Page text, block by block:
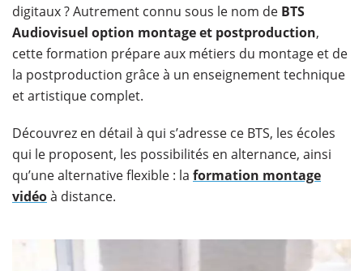
digitaux ? Autrement connu sous le nom de BTS
Audiovisuel option montage et postproduction,
cette formation prépare aux métiers du montage et de
la postproduction grâce à un enseignement technique
et artistique complet.
Découvrez en détail à qui s’adresse ce BTS, les écoles
qui le proposent, les possibilités en alternance, ainsi
qu’une alternative flexible : la formation montage
vidéoà distance.